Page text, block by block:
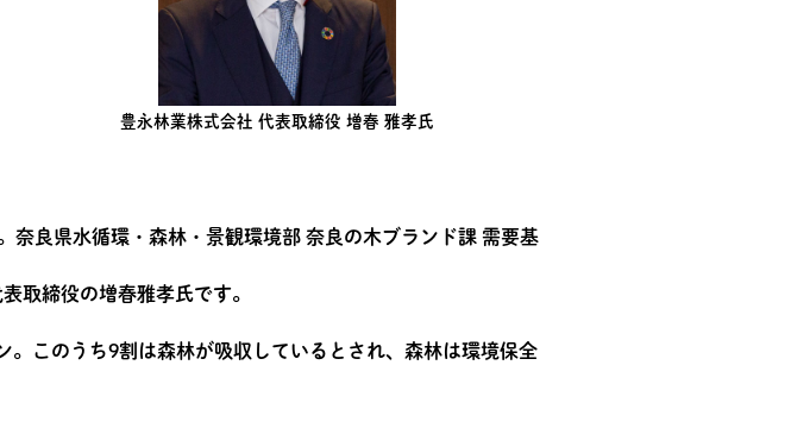
豊永林業株式会社 代表取締役 増春 雅孝氏
良県水循環・森林・景観環境部 奈良の木ブランド課 需要基
取締役の増春雅孝氏です。
ン。このうち9割は森林が吸収しているとされ、森林は環境保全